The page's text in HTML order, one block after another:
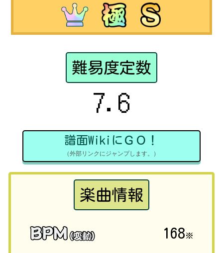
難易度定数
7.6
譜面WikiにＧＯ！
（外部リンクにジャンプします。）
楽曲情報
168※